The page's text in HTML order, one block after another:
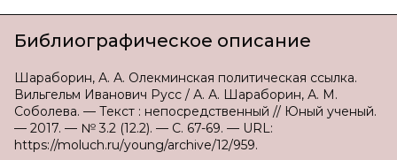
Библиографическое описание
Шараборин, А. А. Олекминская политическая ссылка.
Вильгельм Иванович Русс / А. А. Шараборин, А. М.
Соболева. — Текст : непосредственный // Юный ученый.
— 2017. — № 3.2 (12.2). — С. 67-69. — URL:
https://moluch.ru/young/archive/12/959.